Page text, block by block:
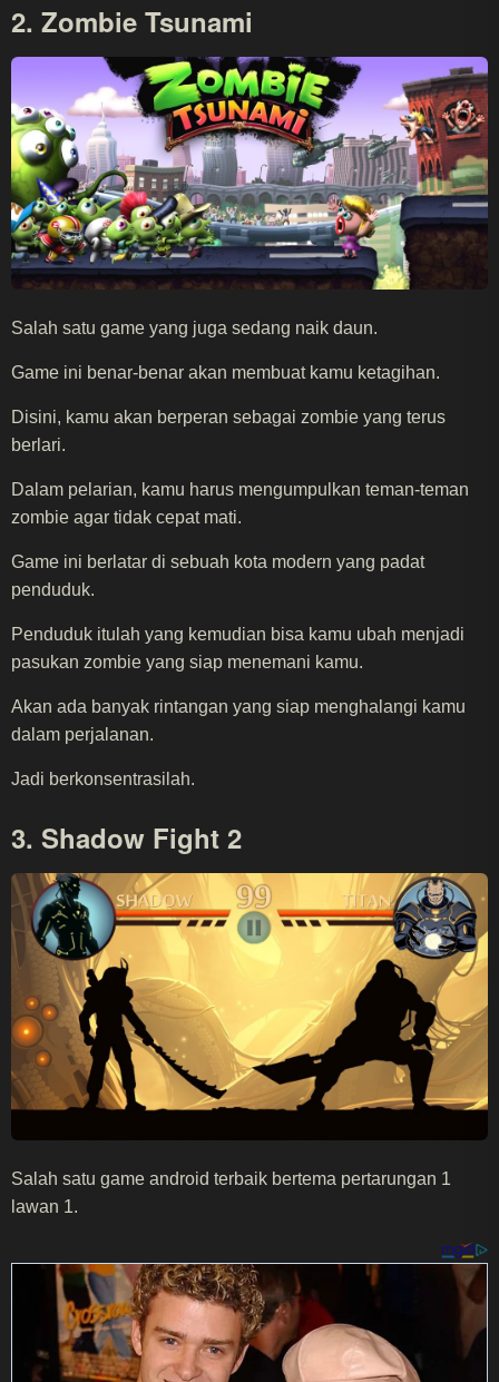
2. Zombie Tsunami
Salah satu game yang juga sedang naik daun.
Game ini benar-benar akan membuat kamu ketagihan.
Disini, kamu akan berperan sebagai zombie yang terus
berlari.
Dalam pelarian, kamu harus mengumpulkan teman-teman
zombie agar tidak cepat mati.
Game ini berlatar di sebuah kota modern yang padat
penduduk.
Penduduk itulah yang kemudian bisa kamu ubah menjadi
pasukan zombie yang siap menemani kamu.
Akan ada banyak rintangan yang siap menghalangi kamu
dalam perjalanan.
Jadi berkonsentrasilah.
3. Shadow Fight 2
Salah satu game android terbaik bertema pertarungan 1
lawan 1.